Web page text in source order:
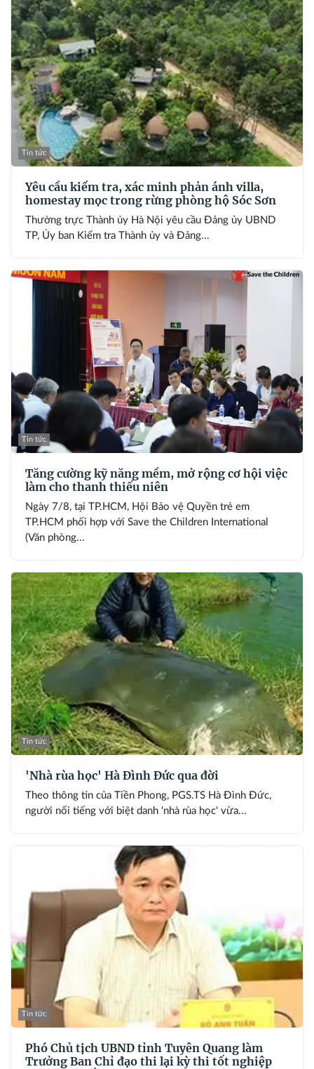
Tin tức
Yêu cầu kiểm tra, xác minh phản ánh villa,
homestay mọc trong rừng phòng hộ Sóc Sơn
Thường trực Thành ủy Hà Nội yêu cầu Đảng ủy UBND
TP, Ủy ban Kiểm tra Thành ủy và Đảng...
Tin tức
Tăng cường kỹ năng mềm, mở rộng cơ hội việc
làm cho thanh thiếu niên
Ngày 7/8, tại TP.HCM, Hội Bảo vệ Quyền trẻ em
TP.HCM phối hợp với Save the Children International
(Văn phòng...
Tin tức
'Nhà rùa học' Hà Đình Đức qua đời
Theo thông tin của Tiền Phong, PGS.TS Hà Đình Đức,
người nổi tiếng với biệt danh 'nhà rùa học' vừa...
Tin tức
Phó Chủ tịch UBND tỉnh Tuyên Quang làm
Trưởng Ban Chỉ đạo thi lại kỳ thi tốt nghiệp